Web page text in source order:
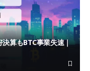
算もBTC事業失速｜